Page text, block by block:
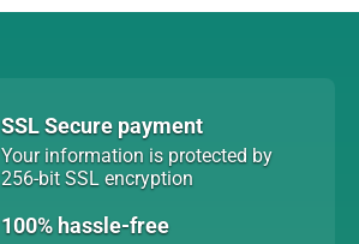
SSL Secure payment
Your information is protected by
256-bit SSL encryption
100% hassle-free